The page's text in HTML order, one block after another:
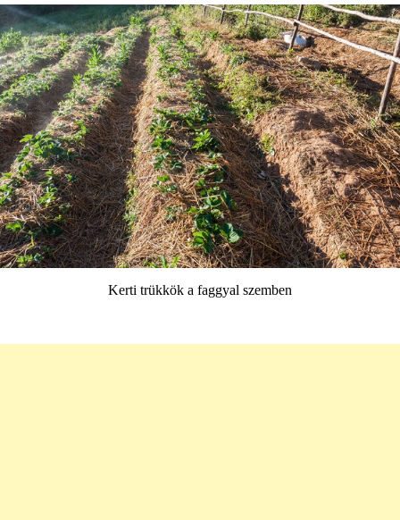
Kerti trükkök a faggyal szemben